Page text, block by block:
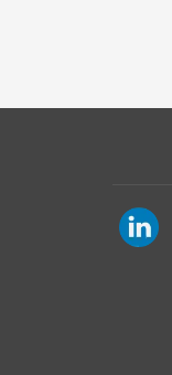
linkedin